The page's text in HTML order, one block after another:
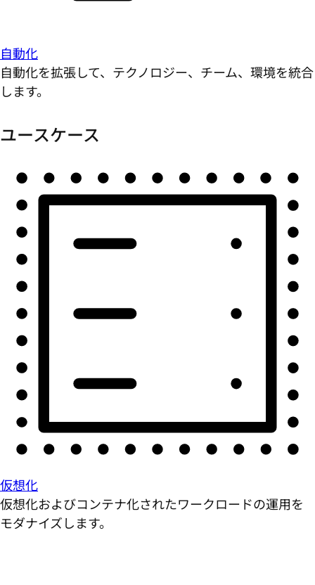
自動化
自動化を拡張して、テクノロジー、チーム、環境を統合
します。
ユースケース
仮想化
仮想化およびコンテナ化されたワークロードの運用を
モダナイズします。